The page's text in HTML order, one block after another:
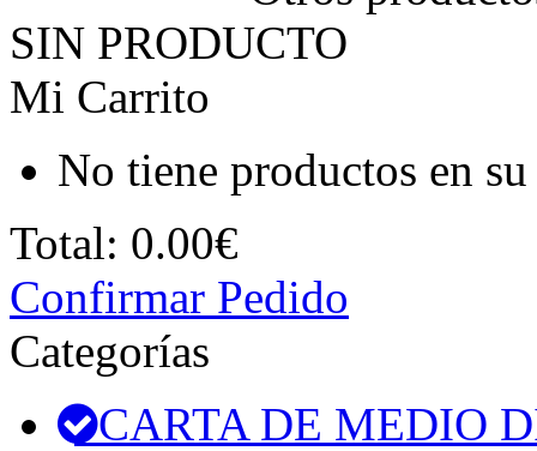
SIN PRODUCTO
Mi Carrito
No tiene productos en
Total: 0.00€
Confirmar Pedido
Categorías
CARTA DE MEDIO